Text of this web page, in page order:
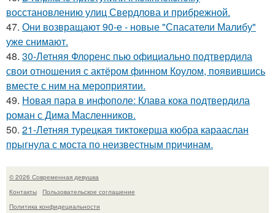
восстановлению улиц Свердлова и прибрежной.
47. Они возвращают 90-е - новые "Спасатели Малибу"
уже снимают.
48. 30-Летняя Флоренс пью официально подтвердила
свои отношения с актёром финном Коулом, появившись
вместе с ним на мероприятии.
49. Новая пара в инфополе: Клава кока подтвердила
роман с Дима Масленников.
50. 21-Летняя турецкая тиктокерша кюбра карааслан
прыгнула с моста по неизвестным причинам.
© 2026 Современная девушка
Контакты
Пользовательское соглашение
Политика конфидециальности